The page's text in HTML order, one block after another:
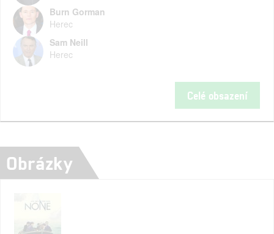
Burn Gorman
Herec
Sam Neill
Herec
Celé obsazení
Obrázky